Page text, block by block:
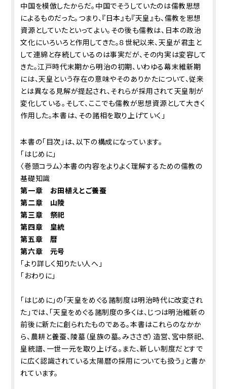
中国を模倣したからだ。中国でそうしていたのは儒教思想
によるものだった。つまり、『日本』も『天皇』も、儒教を思想
資源としていたといってよい。その後も儒教は、日本の政治
文化にいろいろと作用してきた。８世紀以来、天皇が君主と
して連綿と存続しているのは事実だが、その内実は変容して
きた。江戸時代末期から明治の初期、いわゆる幕末維新期
には、天皇という存在の意味やそのありかたについて、従来
とは異なる見解が提起され、それらが採用されて天皇制が
変化している。そして、ここでも儒教が思想資源として大きく
作用した。本書は、その諸相を取り上げていく」
本書の「目次」は、以下の構成になっています。
「はじめに」
〈巻頭コラム〉本書の内容をよりよく理解するための儒教の
基礎知識
第一章 お田植えとご養蚕
第二章 山陵
第三章 祭祀
第四章 皇統
第五章 暦
第六章 元号
「より詳しく知りたい人へ」
「おわりに」
「はじめに」の「天皇をめぐる諸制度は明治時代に改変され
た」では、「天皇をめぐる諸制度の多くは、じつは明治維新の
前後に新たに創られたものである。本書はこれらのなかか
ら、農耕と養蚕、陵墓（皇族の墓。みささぎ）造営、宮中祭祀、
皇統譜、一世一元を取り上げる。また、新しい制度だとすで
に広く認識されている太陽暦の採用についても扱う」と書か
れています。